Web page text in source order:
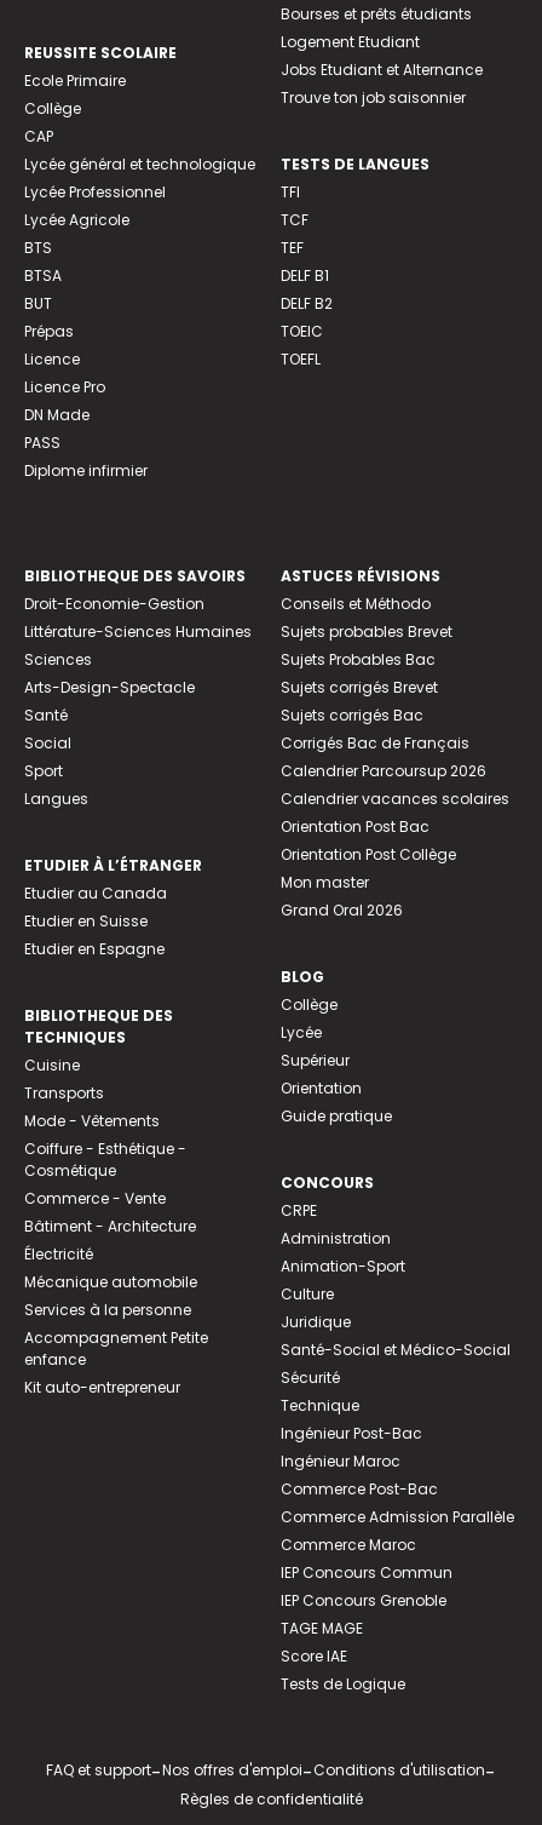
REUSSITE SCOLAIRE
Ecole Primaire
Collège
CAP
Lycée général et technologique
Lycée Professionnel
Lycée Agricole
BTS
BTSA
BUT
Prépas
Licence
Licence Pro
DN Made
PASS
Diplome infirmier
Bourses et prêts étudiants
Logement Etudiant
Jobs Etudiant et Alternance
Trouve ton job saisonnier
TESTS DE LANGUES
TFI
TCF
TEF
DELF B1
DELF B2
TOEIC
TOEFL
BIBLIOTHEQUE DES SAVOIRS
Droit-Economie-Gestion
Littérature-Sciences Humaines
Sciences
Arts-Design-Spectacle
Santé
Social
Sport
Langues
ETUDIER À L’ÉTRANGER
Etudier au Canada
Etudier en Suisse
Etudier en Espagne
BIBLIOTHEQUE DES
TECHNIQUES
Cuisine
Transports
Mode - Vêtements
Coiffure - Esthétique -
Cosmétique
Commerce - Vente
Bâtiment - Architecture
Électricité
Mécanique automobile
Services à la personne
Accompagnement Petite
enfance
Kit auto-entrepreneur
ASTUCES RÉVISIONS
Conseils et Méthodo
Sujets probables Brevet
Sujets Probables Bac
Sujets corrigés Brevet
Sujets corrigés Bac
Corrigés Bac de Français
Calendrier Parcoursup 2026
Calendrier vacances scolaires
Orientation Post Bac
Orientation Post Collège
Mon master
Grand Oral 2026
BLOG
Collège
Lycée
Supérieur
Orientation
Guide pratique
CONCOURS
CRPE
Administration
Animation-Sport
Culture
Juridique
Santé-Social et Médico-Social
Sécurité
Technique
Ingénieur Post-Bac
Ingénieur Maroc
Commerce Post-Bac
Commerce Admission Parallèle
Commerce Maroc
IEP Concours Commun
IEP Concours Grenoble
TAGE MAGE
Score IAE
Tests de Logique
FAQ et support-Nos offres d'emploi-Conditions d'utilisation-
Règles de confidentialité